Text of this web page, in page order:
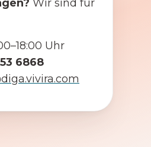
Wir sind für
Uhr
6868